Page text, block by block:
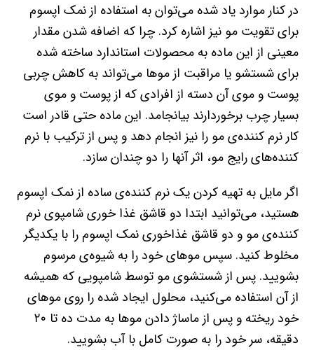
در کنار موارد یاد شده می‌توان به استفاده از نمک اپسوم
برای تقویت مو نیز اشاره کرد. چرا که اضافه شدن مقدار
معینی از این ماده به محصولات استاندارد ساخته شده
برای شستشو یا مراقبت از موها می‌تواند به کاهش چربی
پوست و موی آن دسته از افرادی که از پوست و موی
بسیار چرب برخوردارند بیانجامد. این ماده حتی قادر است
کار نرم کننده‌ی مو را نیز انجام دهد و پس از ترکیب با نرم
کننده‌های رایج مو، اثر آنها را دو چندان سازد.
اگر مایل به تهیه کردن یک نرم کننده‌ی ساده از نمک اپسوم
هستید، می‌توانید ابتدا دو قاشق غذا خوری شامپوی نرم
کننده‌ی مو و دو قاشق غذاخوری نمک اپسوم را با یکدیگر
مخلوط کنید. سپس موهای خود را به شیوه‌ی مرسوم
بشویید. پس از شستشوی مو توسط شامپویی که همیشه
از آن استفاده می‌کنید، محلول ایجاد شده را روی موهای
خود ریخته و پس از ماساژ دادن موها به مدت ده تا ۲۰
دقیقه، سر خود را به صورت کامل با آب بشویید.